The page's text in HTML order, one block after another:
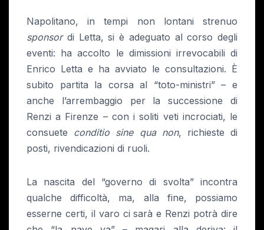
Napolitano, in tempi non lontani strenuo
sponsordi Letta, si è adeguato al corso degli
eventi: ha accolto le dimissioni irrevocabili di
Enrico Letta e ha avviato le consultazioni. È
subito partita la corsa al “toto-ministri” – e
anche l’arrembaggio per la successione di
Renzi a Firenze – con i soliti veti incrociati, le
consuete conditio sine qua non, richieste di
posti, rivendicazioni di ruoli.
La nascita del “governo di svolta” incontra
qualche difficoltà, ma, alla fine, possiamo
esserne certi, il varo ci sarà e Renzi potrà dire